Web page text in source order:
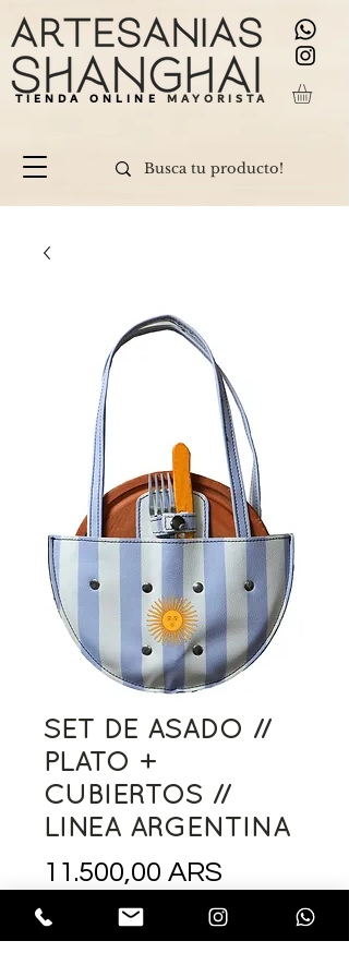
TIENDA ONLINEMAYORISTA
SET DE ASADO //
PLATO +
CUBIERTOS //
LINEA ARGENTINA
11.500,00 ARS
OPCIONES *